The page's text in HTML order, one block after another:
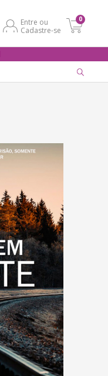
Entre ou
Cadastre-se
0